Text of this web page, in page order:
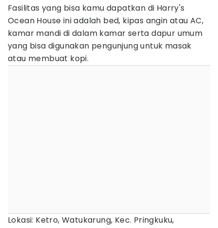
Fasilitas yang bisa kamu dapatkan di Harry's
Ocean House ini adalah bed, kipas angin atau AC,
kamar mandi di dalam kamar serta dapur umum
yang bisa digunakan pengunjung untuk masak
atau membuat kopi.
Lokasi: Ketro, Watukarung, Kec. Pringkuku,